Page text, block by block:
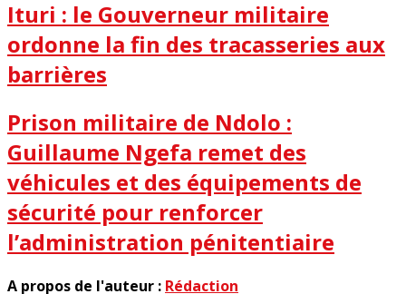
Ituri : le Gouverneur militaire
ordonne la fin des tracasseries aux
barrières
Prison militaire de Ndolo :
Guillaume Ngefa remet des
véhicules et des équipements de
sécurité pour renforcer
l’administration pénitentiaire
A propos de l'auteur : Rédaction